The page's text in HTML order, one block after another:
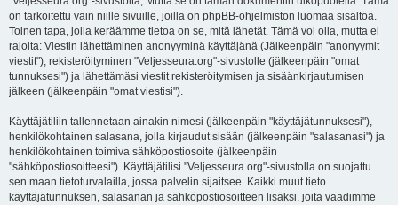
on tarkoitettu vain niille sivuille, joilla on phpBB-ohjelmiston luomaa sisältöä.
Toinen tapa, jolla keräämme tietoa on se, mitä lähetät. Tämä voi olla, mutta ei
rajoita: Viestin lähettäminen anonyyminä käyttäjänä (Jälkeenpäin "anonyymit
viestit"), rekisteröityminen "Veljesseura.org"-sivustolle (jälkeenpäin "omat
tunnuksesi") ja lähettämäsi viestit rekisteröitymisen ja sisäänkirjautumisen
jälkeen (jälkeenpäin "omat viestisi").
Käyttäjätiliin tallennetaan ainakin nimesi (jälkeenpäin "käyttäjätunnuksesi"),
henkilökohtainen salasana, jolla kirjaudut sisään (jälkeenpäin "salasanasi") ja
henkilökohtainen toimiva sähköpostiosoite (jälkeenpäin
"sähköpostiosoitteesi"). Käyttäjätilisi "Veljesseura.org"-sivustolla on suojattu
sen maan tietoturvalailla, jossa palvelin sijaitsee. Kaikki muut tieto
käyttäjätunnuksen, salasanan ja sähköpostiosoitteen lisäksi, joita vaadimme